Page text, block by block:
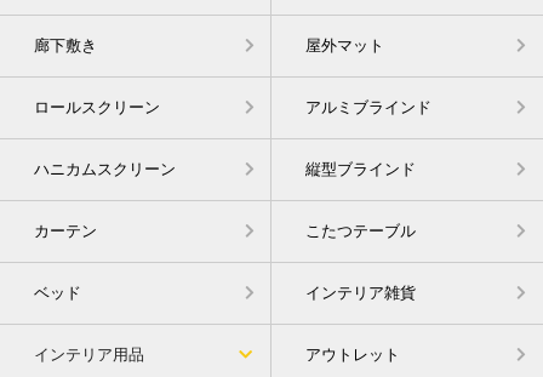
廊下敷き 屋外マット
ロールスクリーン アルミブラインド
ハニカムスクリーン 縦型ブラインド
カーテン こたつテーブル
ベッド インテリア雑貨
インテリア用品 アウトレット